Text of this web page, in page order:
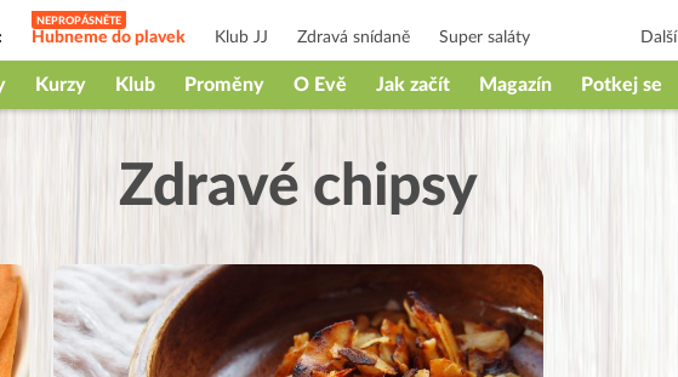
Hubneme do plavek Klub JJ Zdravá snídaně Super saláty Další
Kurzy Klub Proměny O Evě Jak začít Magazín Potkej se
Zdravé chipsy